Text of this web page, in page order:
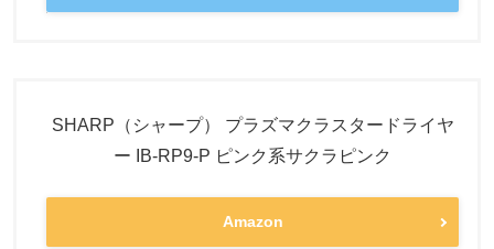
SHARP（シャープ） プラズマクラスタードライヤ
ー IB-RP9-P ピンク系サクラピンク
Amazon